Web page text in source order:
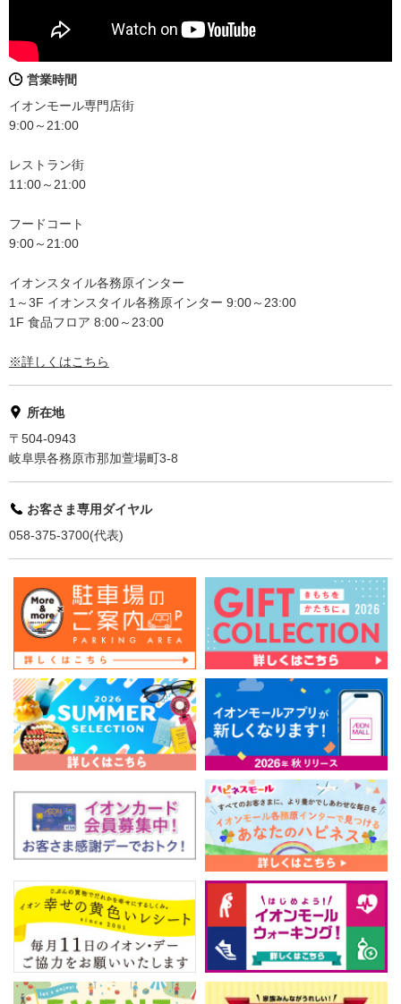
営業時間
イオンモール専門店街
9:00～21:00
レストラン街
11:00～21:00
フードコート
9:00～21:00
イオンスタイル各務原インター
1～3F イオンスタイル各務原インター 9:00～23:00
1F 食品フロア 8:00～23:00
※詳しくはこちら
所在地
〒504-0943
岐阜県各務原市那加萱場町3-8
お客さま専用ダイヤル
058-375-3700(代表)